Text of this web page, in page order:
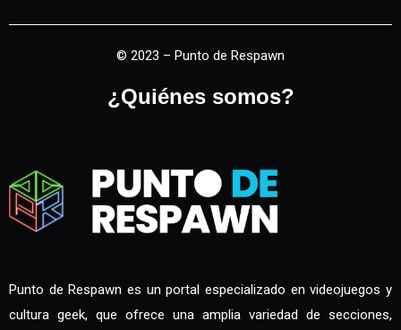
© 2023 – Punto de Respawn
¿Quiénes somos?
Punto de Respawn es un portal especializado en videojuegos y
cultura geek, que ofrece una amplia variedad de secciones,